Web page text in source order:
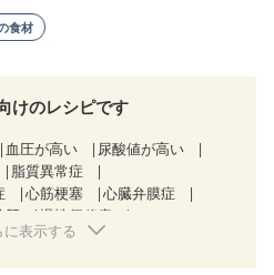
食材
けのレシピです
血圧が高い
尿酸値が高い
脂質異常症
心筋梗塞
心臓弁膜症
肝
慢性便秘症
時無呼吸症候群
に表示する